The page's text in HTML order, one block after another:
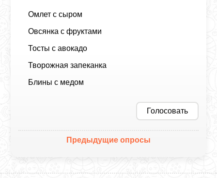
Омлет с сыром
Овсянка с фруктами
Тосты с авокадо
Творожная запеканка
Блины с медом
Голосовать
Предыдущие опросы